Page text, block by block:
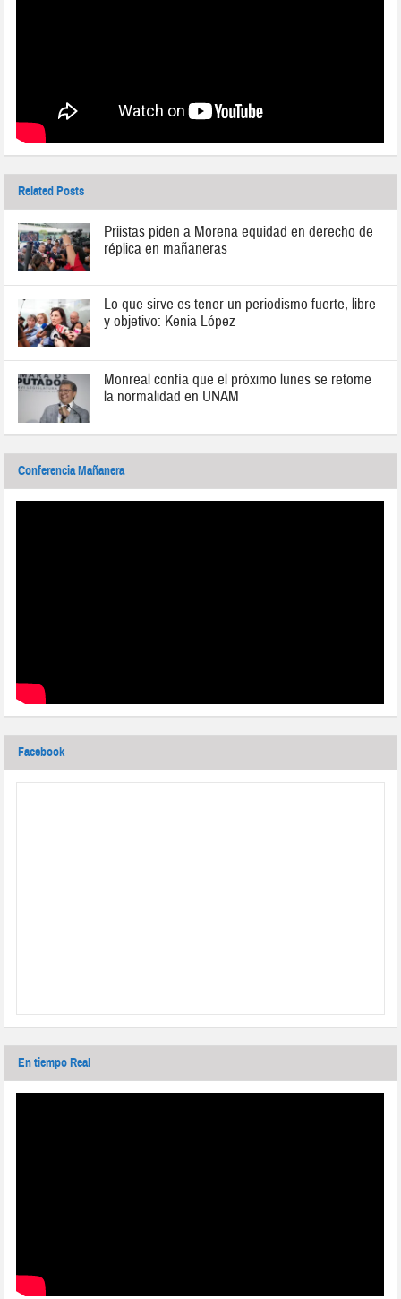
Related Posts
Priistas piden a Morena equidad en derecho de
réplica en mañaneras
Lo que sirve es tener un periodismo fuerte, libre
y objetivo: Kenia López
Monreal confía que el próximo lunes se retome
la normalidad en UNAM
Conferencia Mañanera
Facebook
En tiempo Real